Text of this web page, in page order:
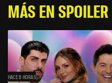
MÁS EN SPOILER
HACE 8 HORAS